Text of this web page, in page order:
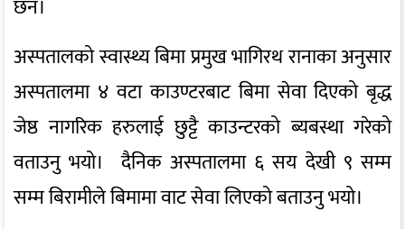
छन।
अस्पतालको स्वास्थ्य बिमा प्रमुख भागिरथ रानाका अनुसार
अस्पतालमा ४ वटा काउण्टरबाट बिमा सेवा दिएको बृद्ध
जेष्ठ नागरिक हरुलाई छुट्टै काउन्टरको ब्यबस्था गरेको
वताउनु भयो। दैनिक अस्पतालमा ६ सय देखी ९ सम्म
सम्म बिरामीले बिमामा वाट सेवा लिएको बताउनु भयो।